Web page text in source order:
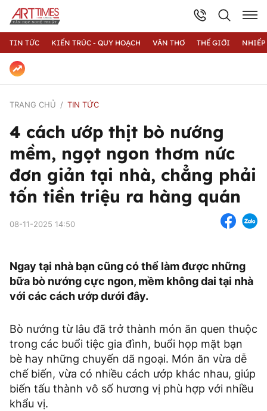
TIN TỨC KIẾN TRÚC - QUY HOẠCH VĂN THƠ THẾ GIỚI
TRANG CHỦ TIN TỨC
4 cách ướp thịt bò nướng
mềm, ngọt ngon thơm nức
đơn giản tại nhà, chẳng phải
tốn tiền triệu ra hàng quán
08-11-2025 14:50
Ngay tại nhà bạn cũng có thể làm được những
bữa bò nướng cực ngon, mềm không dai tại nhà
với các cách ướp dưới đây.
Bò nướng từ lâu đã trở thành món ăn quen thuộc
trong các buổi tiệc gia đình, buổi họp mặt bạn
bè hay những chuyến dã ngoại. Món ăn vừa dễ
chế biến, vừa có nhiều cách ướp khác nhau, giúp
biến tấu thành vô số hương vị phù hợp với nhiều
khẩu vị.